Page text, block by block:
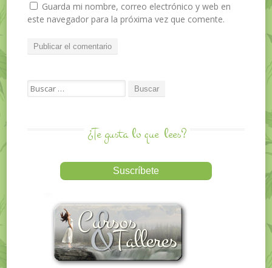
Guarda mi nombre, correo electrónico y web en
este navegador para la próxima vez que comente.
Search for:
¿Te gusta lo que lees?